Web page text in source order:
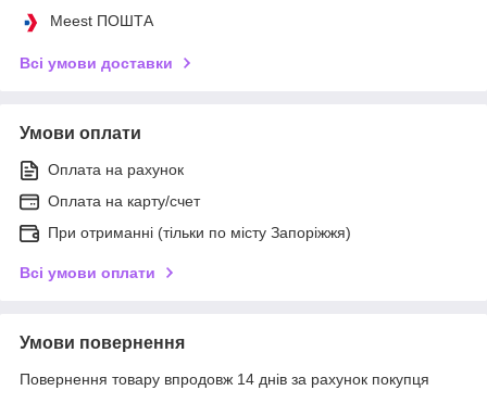
Meest ПОШТА
Всі умови доставки
Умови оплати
Оплата на рахунок
Оплата на карту/счет
При отриманні (тільки по місту Запоріжжя)
Всі умови оплати
Умови повернення
Повернення товару впродовж 14 днів за рахунок покупця